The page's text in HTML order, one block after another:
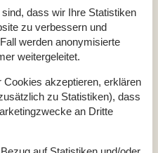
dass wir Ihre Statistiken
zu verbessern und
werden anonymisierte
weitergeleitet.
Cookies akzeptieren, erklären
zu Statistiken), dass
an Dritte